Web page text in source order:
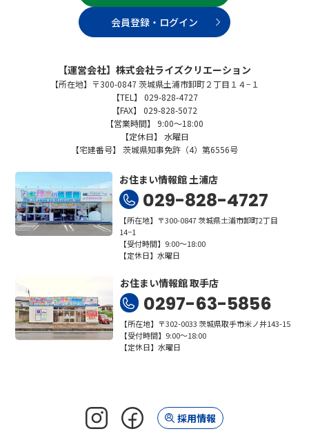
会員登録・ログイン
【運営会社】株式会社ライズクリエーション
【所在地】〒300-0847 茨城県土浦市卸町２丁目１４−１
【TEL】 029-828-4727
【FAX】 029-828-5072
【営業時間】 9:00～18:00
【定休日】 水曜日
【宅建番号】 茨城県知事免許（4）第6556号
お住まい情報館 土浦店
029-828-4727
【所在地】〒300-0847 茨城県土浦市卸町2丁目
14−1
【受付時間】9:00～18:00
【定休日】水曜日
お住まい情報館 取手店
0297-63-5856
【所在地】〒302-0033 茨城県取手市米ノ井143-15
【受付時間】9:00～18:00
【定休日】水曜日
採用情報